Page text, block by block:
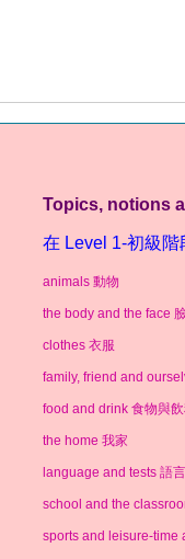
Topics, notions
在 Level 1-初級階
animals 動物
the body and the face
clothes 衣服
family, friend and
food and drink 食物與
the home 我家
language and tests 語
school and the
sports and leisure-time